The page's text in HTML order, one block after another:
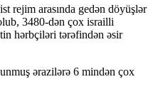
rejim arasında gedən döyüşlər
3480-dən çox israilli
hərbçiləri tərəfindən əsir
ərazilərə 6 mindən çox